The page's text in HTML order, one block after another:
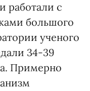
работали с
большого
ученого
34-39
Примерно